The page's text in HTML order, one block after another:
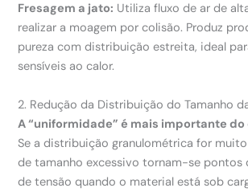
Fresagem a jato: Utiliza fluxo de ar de
realizar a moagem por colisão. Produz
pureza com distribuição estreita, ideal
sensíveis ao calor.
2. Redução da Distribuição do Tamanho
A “uniformidade” é mais importante do
Se a distribuição granulométrica for
de tamanho excessivo tornam-se pontos
de tensão quando o material está sob